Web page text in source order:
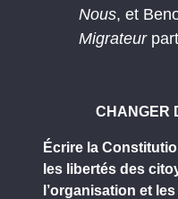
Nous, et
Migrateur
CHANGER
Écrire la
les libertés des
l’organisation et